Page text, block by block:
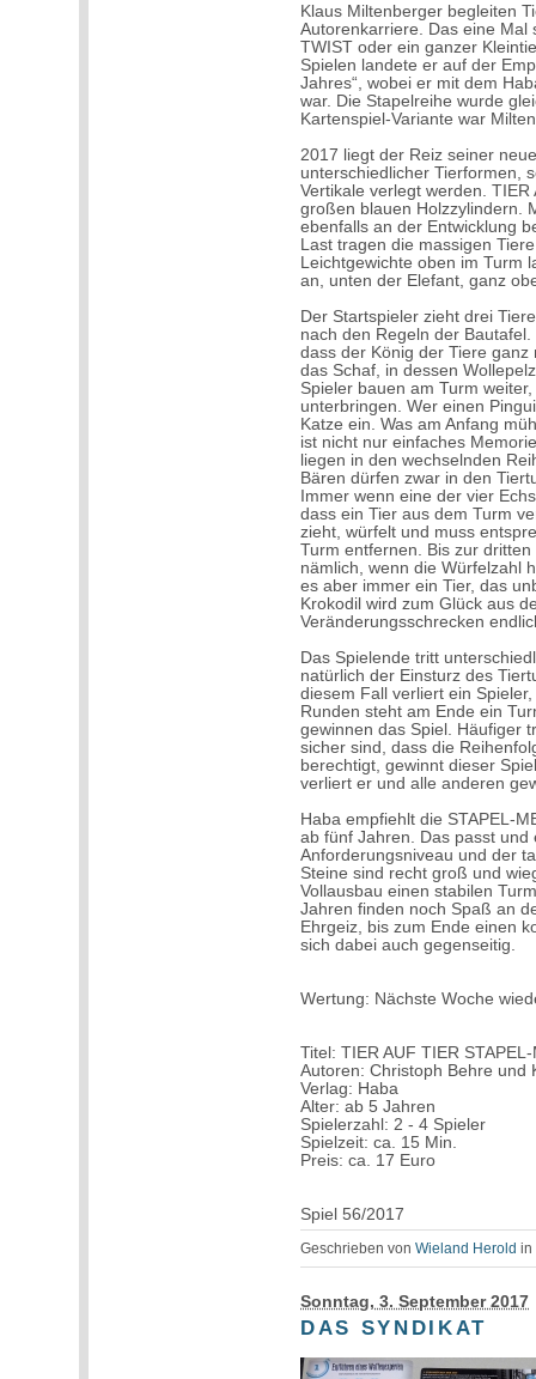
Klaus Miltenberger begleiten
Autorenkarriere. Das eine Mal
TWIST oder ein ganzer
Spielen landete er auf der
Jahres“, wobei er mit dem
war. Die Stapelreihe wurde
Kartenspiel-Variante war
2017 liegt der Reiz seiner
unterschiedlicher Tierformen,
Vertikale verlegt werden.
großen blauen Holzzylindern.
ebenfalls an der Entwicklung
Last tragen die massigen
Leichtgewichte oben im Turm
an, unten der Elefant, ganz
Der Startspieler zieht drei
nach den Regeln der
dass der König der Tiere
das Schaf, in dessen
Spieler bauen am Turm
unterbringen. Wer einen
Katze ein. Was am Anfang
ist nicht nur einfaches
liegen in den wechselnden
Bären dürfen zwar in den
Immer wenn eine der vier
dass ein Tier aus dem Turm
zieht, würfelt und muss
Turm entfernen. Bis zur
nämlich, wenn die Würfelzahl
es aber immer ein Tier, das
Krokodil wird zum Glück aus
Veränderungsschrecken
Das Spielende tritt
natürlich der Einsturz des
diesem Fall verliert ein
Runden steht am Ende ein
gewinnen das Spiel. Häufiger
sicher sind, dass die
berechtigt, gewinnt dieser
verliert er und alle anderen
Haba empfiehlt die STAPEL-
ab fünf Jahren. Das passt
Anforderungsniveau und der
Steine sind recht groß und
Vollausbau einen stabilen
Jahren finden noch Spaß an
Ehrgeiz, bis zum Ende einen
sich dabei auch gegenseitig.
Wertung: Nächste Woche
Titel: TIER AUF TIER
Autoren: Christoph Behre und
Verlag: Haba
Alter: ab 5 Jahren
Spielerzahl: 2 - 4 Spieler
Spielzeit: ca. 15 Min.
Preis: ca. 17 Euro
Spiel 56/2017
Geschrieben vonWieland Herold in
Sonntag, 3. September 2017
DAS SYNDIKAT